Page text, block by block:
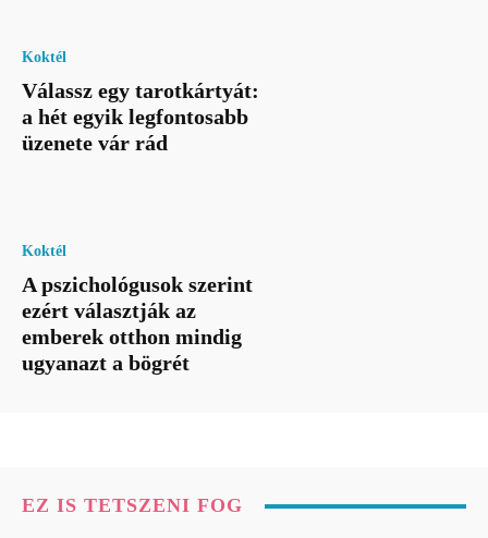
Koktél
Válassz egy tarotkártyát:
a hét egyik legfontosabb
üzenete vár rád
Koktél
A pszichológusok szerint
ezért választják az
emberek otthon mindig
ugyanazt a bögrét
EZ IS TETSZENI FOG